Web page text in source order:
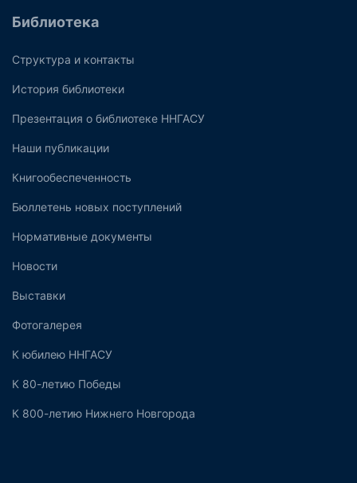
Библиотека
Структура и контакты
История библиотеки
Презентация о библиотеке ННГАСУ
Наши публикации
Книгообеспеченность
Бюллетень новых поступлений
Нормативные документы
Новости
Выставки
Фотогалерея
К юбилею ННГАСУ
К 80-летию Победы
К 800-летию Нижнего Новгорода